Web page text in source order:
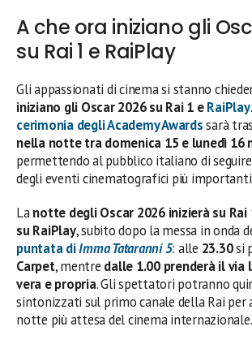
A che ora iniziano gli
su Rai 1 e RaiPlay
Gli appassionati di cinema si stanno
iniziano gli Oscar 2026 su Rai 1 eRaiPlay
cerimonia degli Academy Awardssarà
nella notte tra domenica 15 e lunedì 16
permettendo al pubblico italiano di
degli eventi cinematografici più importanti
Lanotte degli Oscar 2026 inizierà su
su RaiPlay, subito dopo la messa in onda
puntata diImma Tataranni 5: alle 23.30si
Carpet, mentre dalle 1.00 prenderà il via
vera e propria. Gli spettatori potranno
sintonizzati sul primo canale della Rai per
notte più attesa del cinema internazionale.